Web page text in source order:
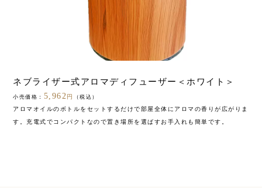
ネブライザー式アロマディフューザー＜ホワイト＞
小売価格： 5,962円 （税込）
アロマオイルのボトルをセットするだけで部屋全体にアロマの香りが広がりま
す。充電式でコンパクトなので置き場所を選ばすお手入れも簡単です。